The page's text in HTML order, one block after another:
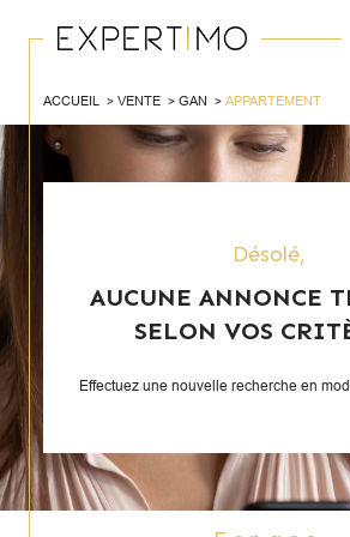
ACCUEIL VENTE GAN APPARTEMENT
Désolé,
AUCUNE ANNONCE
SELON VOS
Effectuez une nouvelle recherche en